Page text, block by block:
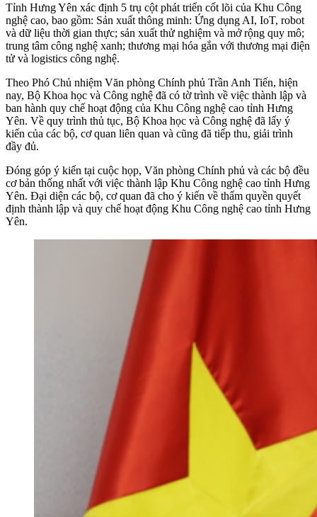
Tỉnh Hưng Yên xác định 5 trụ cột phát triển cốt lõi của Khu Công
nghệ cao, bao gồm: Sản xuất thông minh: Ứng dụng AI, IoT, robot
và dữ liệu thời gian thực; sản xuất thử nghiệm và mở rộng quy mô;
trung tâm công nghệ xanh; thương mại hóa gắn với thương mại điện
tử và logistics công nghệ.
Theo Phó Chủ nhiệm Văn phòng Chính phủ Trần Anh Tiến, hiện
nay, Bộ Khoa học và Công nghệ đã có tờ trình về việc thành lập và
ban hành quy chế hoạt động của Khu Công nghệ cao tỉnh Hưng
Yên. Về quy trình thủ tục, Bộ Khoa học và Công nghệ đã lấy ý
kiến của các bộ, cơ quan liên quan và cũng đã tiếp thu, giải trình
đầy đủ.
Đóng góp ý kiến tại cuộc họp, Văn phòng Chính phủ và các bộ đều
cơ bản thống nhất với việc thành lập Khu Công nghệ cao tỉnh Hưng
Yên. Đại diện các bộ, cơ quan đã cho ý kiến về thẩm quyền quyết
định thành lập và quy chế hoạt động Khu Công nghệ cao tỉnh Hưng
Yên.